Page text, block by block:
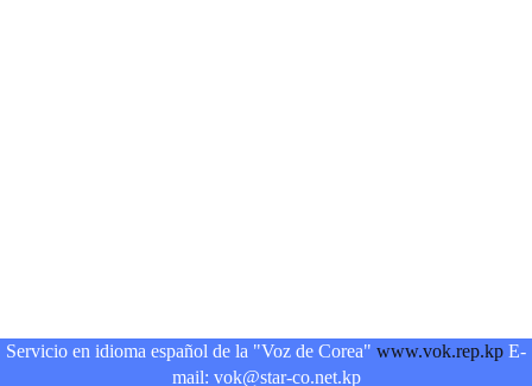
Servicio en idioma español de la "Voz de Corea" www.vok.rep.kp E-
mail: vok@star-co.net.kp